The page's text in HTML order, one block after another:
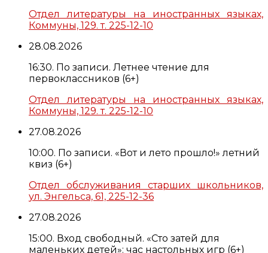
Отдел литературы на иностранных языках,
Коммуны, 129. т. 225-12-10
28.08.2026
16:30. По записи. Летнее чтение для
первоклассников (6+)
Отдел литературы на иностранных языках,
Коммуны, 129. т. 225-12-10
27.08.2026
10:00. По записи. «Вот и лето прошло!» летний
квиз (6+)
Отдел обслуживания старших школьников,
ул. Энгельса, 61, 225-12-36
27.08.2026
15:00. Вход свободный. «Сто затей для
маленьких детей»: час настольных игр (6+)